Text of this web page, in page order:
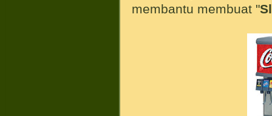
membantu membuat "